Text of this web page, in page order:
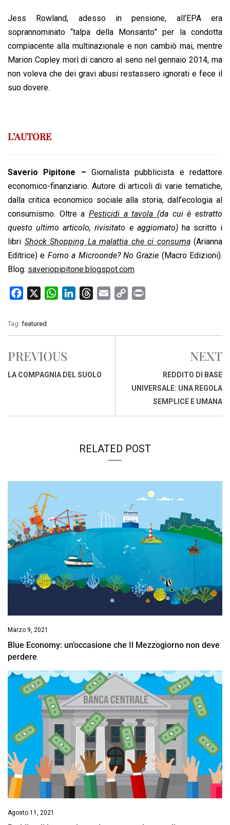
Jess Rowland, adesso in pensione, all’EPA era
soprannominato “talpa della Monsanto” per la condotta
compiacente alla multinazionale e non cambiò mai, mentre
Marion Copley morì di cancro al seno nel gennaio 2014, ma
non voleva che dei gravi abusi restassero ignorati e fece il
suo dovere.
L’AUTORE
Saverio Pipitone – Giornalista pubblicista e redattore
economico-finanziario. Autore di articoli di varie tematiche,
dalla critica economico sociale alla storia, dall’ecologia al
consumismo. Oltre a Pesticidi a tavola (da cui è estratto
questo ultimo articolo, rivisitato e aggiornato) ha scritto i
libri Shock Shopping La malattia che ci consuma(Arianna
Editrice) e Forno a Microonde? No Grazie (Macro Edizioni).
Blog: saveriopipitone.blogspot.com
c
e
o
o
W
t
A
p
k
I
e
s
i
y
n
Tag: featured
PREVIOUS
LA COMPAGNIA DEL SUOLO
NEXT
REDDITO DI BASE
UNIVERSALE: UNA REGOLA
SEMPLICE E UMANA
RELATED POST
Marzo 9, 2021
Blue Economy: un’occasione che Il Mezzogiorno non deve
perdere
Agosto 11, 2021